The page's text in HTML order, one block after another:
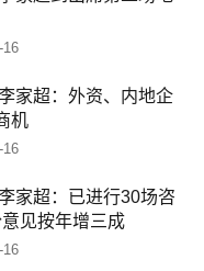
16
家超：外资、内地企
机
16
家超：已进行30场咨
见按年增三成
16